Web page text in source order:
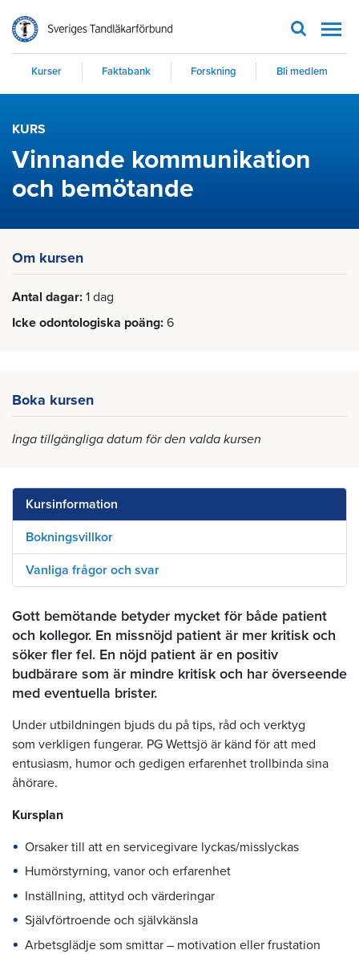
Kurser Faktabank Forskning Bli medlem
KURS
Vinnande kommunikation
och bemötande
Om kursen
Antal dagar 1 dag
Icke odontologiska poäng 6
Boka kursen
Inga tillgängliga datum för den valda kursen
Kursinformation
Bokningsvillkor
Vanliga frågor och svar
Gott bemötande betyder mycket för både patient
och kollegor. En missnöjd patient är mer kritisk och
söker fler fel. En nöjd patient är en positiv
budbärare som är mindre kritisk och har överseende
med eventuella brister.
Under utbildningen bjuds du på tips, råd och verktyg
som verkligen fungerar. PG Wettsjö är känd för att med
entusiasm, humor och gedigen erfarenhet trollbinda sina
åhörare.
Kursplan
Orsaker till att en servicegivare lyckas/misslyckas
Humörstyrning, vanor och erfarenhet
Inställning, attityd och värderingar
Självförtroende och självkänsla
Arbetsglädje som smittar – motivation eller frustation